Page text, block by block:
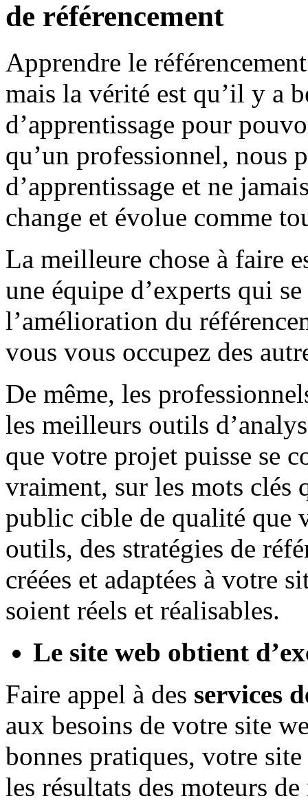
de référencement
Apprendre le
mais la vérité est qu’il y a
d’apprentissage pour
qu’un professionnel, nous
d’apprentissage et ne
change et évolue comme
La meilleure chose à faire
une équipe d’experts qui
l’amélioration du
vous vous occupez des
De même, les
les meilleurs outils
que votre projet puisse se
vraiment, sur les mots clés
public cible de qualité que
outils, des stratégies de
créées et adaptées à votre
soient réels et réalisables.
Le site web obtient
Faire appel à des services
aux besoins de votre site
bonnes pratiques, votre
les résultats des moteurs de